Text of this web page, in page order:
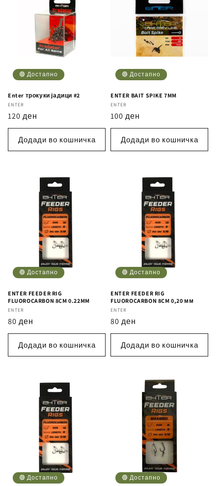
🟢 Достапно
Enter трокуки јадици #2
Бренд
ENTER
Регуларна
цена
120 ден
Додади во кошничка
🟢 Достапно
ENTER BAIT SPIKE 7MM
Бренд
ENTER
Регуларна
цена
100 ден
Додади во кошничка
🟢 Достапно
ENTER FEEDER RIG
FLUOROCARBON 8CM 0.22MM
Бренд
ENTER
Регуларна
цена
80 ден
Додади во кошничка
🟢 Достапно
ENTER FEEDER RIG
FLUOROCARBON 8CM 0,20 мм
Бренд
ENTER
Регуларна
цена
80 ден
Додади во кошничка
🟢 Достапно 🟢 Достапно